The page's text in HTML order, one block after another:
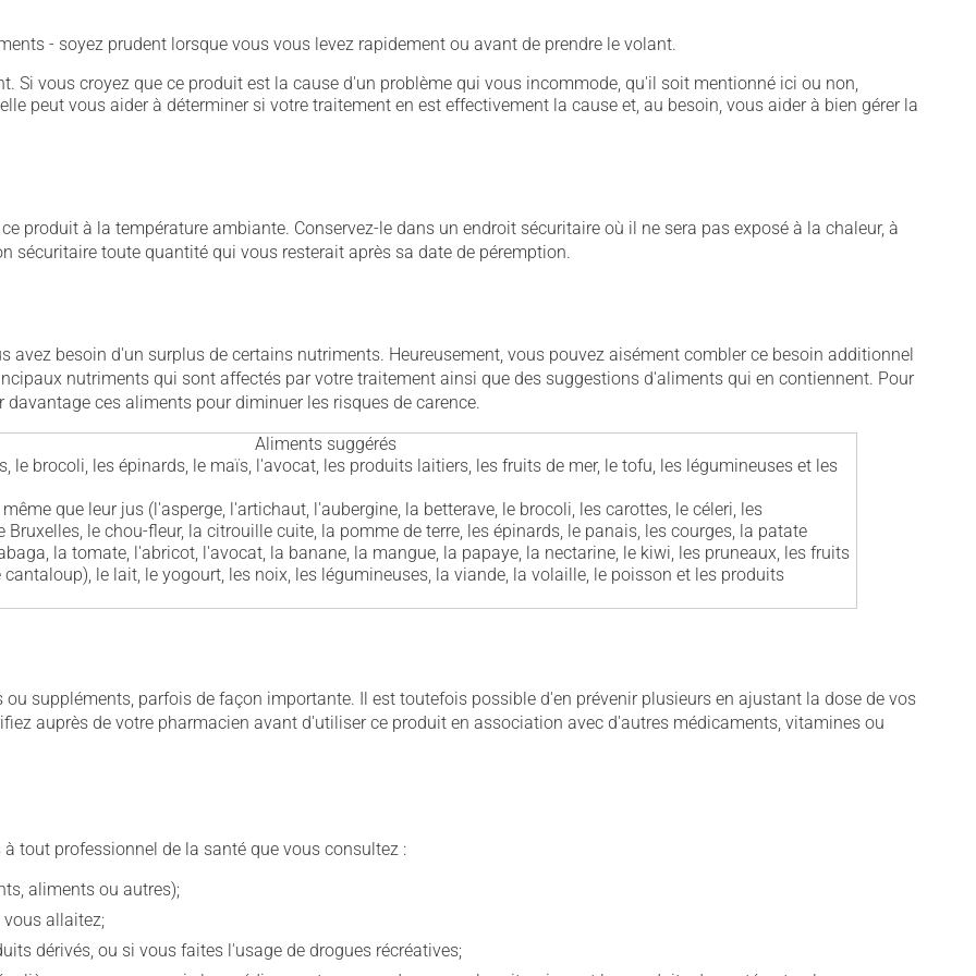
- soyez prudent lorsque vous vous levez rapidement ou avant de prendre le volant.
Si vous croyez que ce produit est la cause d'un problème qui vous incommode, qu'il soit mentionné ici ou non,
peut vous aider à déterminer si votre traitement en est effectivement la cause et, au besoin, vous aider à bien gérer la
produit à la température ambiante. Conservez-le dans un endroit sécuritaire où il ne sera pas exposé à la chaleur, à
sécuritaire toute quantité qui vous resterait après sa date de péremption.
avez besoin d'un surplus de certains nutriments. Heureusement, vous pouvez aisément combler ce besoin additionnel
nutriments qui sont affectés par votre traitement ainsi que des suggestions d'aliments qui en contiennent. Pour
ces aliments pour diminuer les risques de carence.
Aliments suggérés
le brocoli, les épinards, le maïs, l'avocat, les produits laitiers, les fruits de mer, le tofu, les légumineuses et les
que leur jus (l'asperge, l'artichaut, l'aubergine, la betterave, le brocoli, les carottes, le céleri, les
le chou-fleur, la citrouille cuite, la pomme de terre, les épinards, le panais, les courges, la patate
la tomate, l'abricot, l'avocat, la banane, la mangue, la papaye, la nectarine, le kiwi, les pruneaux, les fruits
le lait, le yogourt, les noix, les légumineuses, la viande, la volaille, le poisson et les produits
suppléments, parfois de façon importante. Il est toutefois possible d'en prévenir plusieurs en ajustant la dose de vos
auprès de votre pharmacien avant d'utiliser ce produit en association avec d'autres médicaments, vitamines ou
tout professionnel de la santé que vous consultez :
aliments ou autres);
vous allaitez;
dérivés, ou si vous faites l'usage de drogues récréatives;